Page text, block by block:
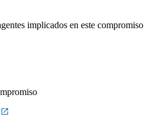
implicados en este compromiso